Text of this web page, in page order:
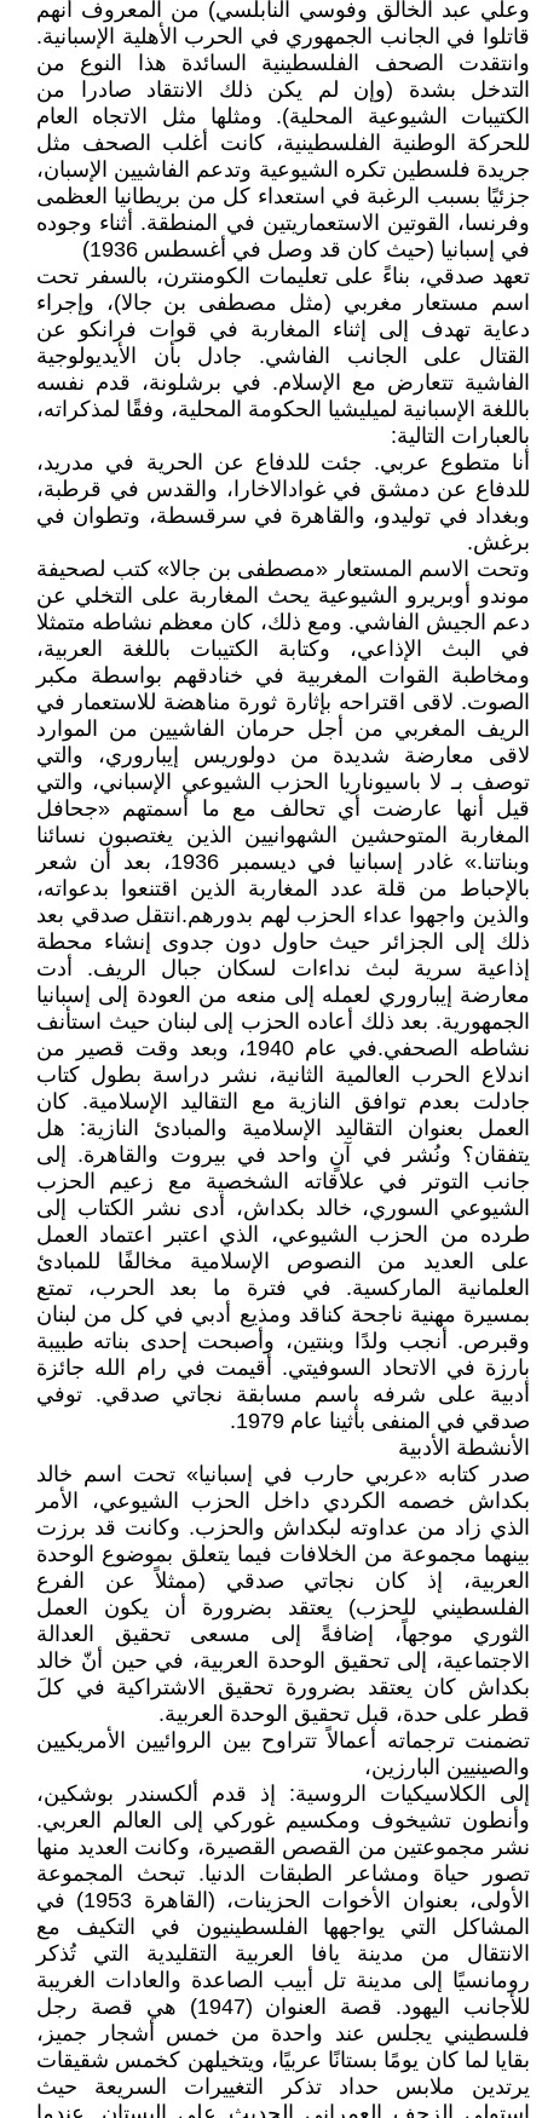
وعلي عبد الخالق وفوسي النابلسي) من المعروف أنهم
قاتلوا في الجانب الجمهوري في الحرب الأهلية الإسبانية.
وانتقدت الصحف الفلسطينية السائدة هذا النوع من
التدخل بشدة (وإن لم يكن ذلك الانتقاد صادرا من
الكتيبات الشيوعية المحلية). ومثلها مثل الاتجاه العام
للحركة الوطنية الفلسطينية، كانت أغلب الصحف مثل
جريدة فلسطين تكره الشيوعية وتدعم الفاشيين الإسبان،
جزئيًا بسبب الرغبة في استعداء كل من بريطانيا العظمى
وفرنسا، القوتين الاستعماريتين في المنطقة. أثناء وجوده
في إسبانيا (حيث كان قد وصل في أغسطس 1936)
تعهد صدقي، بناءً على تعليمات الكومنترن، بالسفر تحت
اسم مستعار مغربي (مثل مصطفى بن جالا)، وإجراء
دعاية تهدف إلى إثناء المغاربة في قوات فرانكو عن
القتال على الجانب الفاشي. جادل بأن الأيديولوجية
الفاشية تتعارض مع الإسلام. في برشلونة، قدم نفسه
باللغة الإسبانية لميليشيا الحكومة المحلية، وفقًا لمذكراته،
بالعبارات التالية:
أنا متطوع عربي. جئت للدفاع عن الحرية في مدريد،
للدفاع عن دمشق في غوادالاخارا، والقدس في قرطبة،
وبغداد في توليدو، والقاهرة في سرقسطة، وتطوان في
برغش.
وتحت الاسم المستعار «مصطفى بن جالا» كتب لصحيفة
موندو أوبريرو الشيوعية يحث المغاربة على التخلي عن
دعم الجيش الفاشي. ومع ذلك، كان معظم نشاطه متمثلا
في البث الإذاعي، وكتابة الكتيبات باللغة العربية،
ومخاطبة القوات المغربية في خنادقهم بواسطة مكبر
الصوت. لاقى اقتراحه بإثارة ثورة مناهضة للاستعمار في
الريف المغربي من أجل حرمان الفاشيين من الموارد
لاقى معارضة شديدة من دولوريس إيباروري، والتي
توصف بـ لا باسيوناريا الحزب الشيوعي الإسباني، والتي
قيل أنها عارضت أي تحالف مع ما أسمتهم «جحافل
المغاربة المتوحشين الشهوانيين الذين يغتصبون نسائنا
وبناتنا.» غادر إسبانيا في ديسمبر 1936، بعد أن شعر
بالإحباط من قلة عدد المغاربة الذين اقتنعوا بدعواته،
والذين واجهوا عداء الحزب لهم بدورهم.انتقل صدقي بعد
ذلك إلى الجزائر حيث حاول دون جدوى إنشاء محطة
إذاعية سرية لبث نداءات لسكان جبال الريف. أدت
معارضة إيباروري لعمله إلى منعه من العودة إلى إسبانيا
الجمهورية. بعد ذلك أعاده الحزب إلى لبنان حيث استأنف
نشاطه الصحفي.في عام 1940، وبعد وقت قصير من
اندلاع الحرب العالمية الثانية، نشر دراسة بطول كتاب
جادلت بعدم توافق النازية مع التقاليد الإسلامية. كان
العمل بعنوان التقاليد الإسلامية والمبادئ النازية: هل
يتفقان؟ ونُشر في آنٍ واحد في بيروت والقاهرة. إلى
جانب التوتر في علاقاته الشخصية مع زعيم الحزب
الشيوعي السوري، خالد بكداش، أدى نشر الكتاب إلى
طرده من الحزب الشيوعي، الذي اعتبر اعتماد العمل
على العديد من النصوص الإسلامية مخالفًا للمبادئ
العلمانية الماركسية. في فترة ما بعد الحرب، تمتع
بمسيرة مهنية ناجحة كناقد ومذيع أدبي في كل من لبنان
وقبرص. أنجب ولدًا وبنتين، وأصبحت إحدى بناته طبيبة
بارزة في الاتحاد السوفيتي. أقيمت في رام الله جائزة
أدبية على شرفه باسم مسابقة نجاتي صدقي. توفي
صدقي في المنفى بأثينا عام 1979.
الأنشطة الأدبية
صدر كتابه «عربي حارب في إسبانيا» تحت اسم خالد
بكداش خصمه الكردي داخل الحزب الشيوعي، الأمر
الذي زاد من عداوته لبكداش والحزب. وكانت قد برزت
بينهما مجموعة من الخلافات فيما يتعلق بموضوع الوحدة
العربية، إذ كان نجاتي صدقي (ممثلاً عن الفرع
الفلسطيني للحزب) يعتقد بضرورة أن يكون العمل
الثوري موجهاً، إضافةً إلى مسعى تحقيق العدالة
الاجتماعية، إلى تحقيق الوحدة العربية، في حين أنّ خالد
بكداش كان يعتقد بضرورة تحقيق الاشتراكية في كلَ
قطر على حدة، قبل تحقيق الوحدة العربية.
تضمنت ترجماته أعمالاً تتراوح بين الروائيين الأمريكيين
والصينيين البارزين،
إلى الكلاسيكيات الروسية: إذ قدم ألكسندر بوشكين،
وأنطون تشيخوف ومكسيم غوركي إلى العالم العربي.
نشر مجموعتين من القصص القصيرة، وكانت العديد منها
تصور حياة ومشاعر الطبقات الدنيا. تبحث المجموعة
الأولى، بعنوان الأخوات الحزينات، (القاهرة 1953) في
المشاكل التي يواجهها الفلسطينيون في التكيف مع
الانتقال من مدينة يافا العربية التقليدية التي تُذكر
رومانسيًا إلى مدينة تل أبيب الصاعدة والعادات الغريبة
للأجانب اليهود. قصة العنوان (1947) هي قصة رجل
فلسطيني يجلس عند واحدة من خمس أشجار جميز،
بقايا لما كان يومًا بستانًا عربيًا، ويتخيلهن كخمس شقيقات
يرتدين ملابس حداد تذكر التغييرات السريعة حيث